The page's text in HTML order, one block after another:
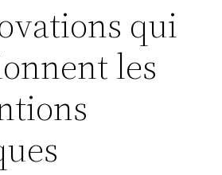
qui
les